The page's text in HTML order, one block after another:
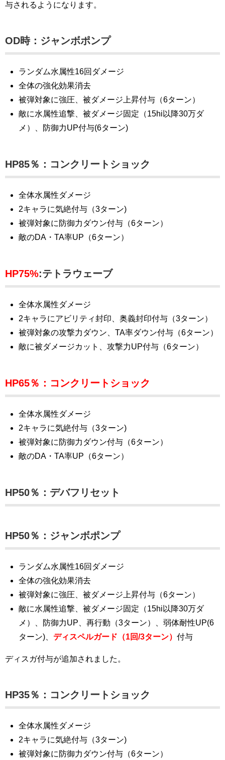
与されるようになります。
OD時：ジャンボポンプ
ランダム水属性16回ダメージ
全体の強化効果消去
被弾対象に強圧、被ダメージ上昇付与（6ターン）
敵に水属性追撃、被ダメージ固定（15hi以降30万ダ
メ）、防御力UP付与(6ターン)
HP85％：コンクリートショック
全体水属性ダメージ
2キャラに気絶付与（3ターン)
被弾対象に防御力ダウン付与（6ターン）
敵のDA・TA率UP（6ターン）
HP75%:テトラウェーブ
全体水属性ダメージ
2キャラにアビリティ封印、奥義封印付与（3ターン）
被弾対象の攻撃力ダウン、TA率ダウン付与（6ターン）
敵に被ダメージカット、攻撃力UP付与（6ターン）
HP65％：コンクリートショック
全体水属性ダメージ
2キャラに気絶付与（3ターン)
被弾対象に防御力ダウン付与（6ターン）
敵のDA・TA率UP（6ターン）
HP50％：デバフリセット
HP50％：ジャンボポンプ
ランダム水属性16回ダメージ
全体の強化効果消去
被弾対象に強圧、被ダメージ上昇付与（6ターン）
敵に水属性追撃、被ダメージ固定（15hi以降30万ダ
メ）、防御力UP、再行動（3ターン）、弱体耐性UP(6
ターン)、ディスペルガード（1回/3ターン）付与
ディスガ付与が追加されました。
HP35％：コンクリートショック
全体水属性ダメージ
2キャラに気絶付与（3ターン)
被弾対象に防御力ダウン付与（6ターン）